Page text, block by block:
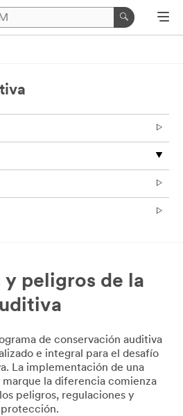
peligros de la
de conservación auditiva
e integral para el desafío
La implementación de una
la diferencia comienza
peligros, regulaciones y